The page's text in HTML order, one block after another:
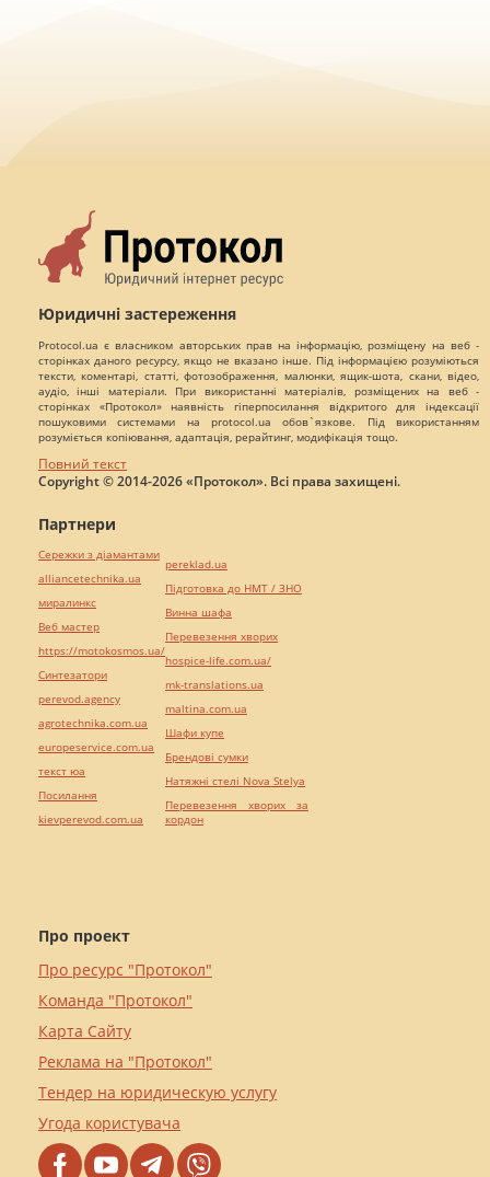
Юридичні застереження
Protocol.ua є власником авторських прав на інформацію, розміщену на веб -
сторінках даного ресурсу, якщо не вказано інше. Під інформацією розуміються
тексти, коментарі, статті, фотозображення, малюнки, ящик-шота, скани, відео,
аудіо, інші матеріали. При використанні матеріалів, розміщених на веб -
сторінках «Протокол» наявність гіперпосилання відкритого для індексації
пошуковими системами на protocol.ua обов`язкове. Під використанням
розуміється копіювання, адаптація, рерайтинг, модифікація тощо.
Повний текст
Copyright © 2014-2026 «Протокол». Всі права захищені.
Про проект
Про ресурс "Протокол"
Команда "Протокол"
Карта Сайту
Реклама на "Протокол"
Тендер на юридическую услугу
Угода користувача
Партнери
Сережки з діамантами
alliancetechnika.ua
миралинкс
Веб мастер
https://motokosmos.ua/
Синтезатори
perevod.agency
agrotechnika.com.ua
europeservice.com.ua
текст юа
Посилання
kievperevod.com.ua
pereklad.ua
Підготовка до НМТ / ЗНО
Винна шафа
Перевезення хворих
hospice-life.com.ua/
mk-translations.ua
maltina.com.ua
Шафи купе
Брендові сумки
Натяжні стелі Nova Stelya
Перевезення хворих за
кордон